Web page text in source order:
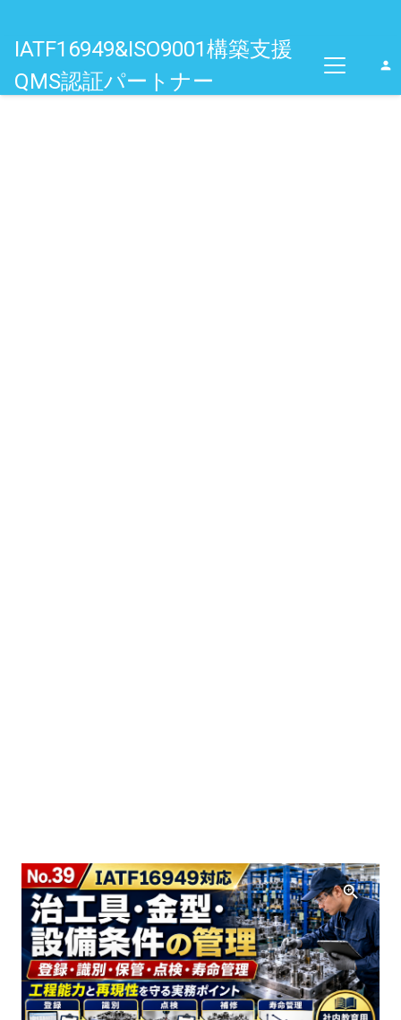
IATF16949&ISO9001構築支援
QMS認証パートナー
person